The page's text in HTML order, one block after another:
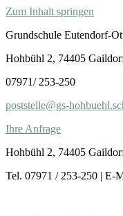
Zum Inhalt springen
Grundschule Eutendorf-
Hohbühl 2, 74405
07971/ 253-250
poststelle@gs-
Ihre Anfrage
Hohbühl 2, 74405
Tel. 07971 / 253-250 | E-